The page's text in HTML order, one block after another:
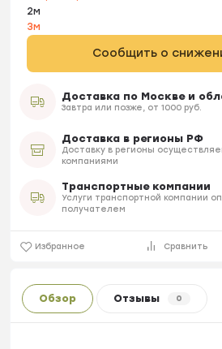
2м
3м
Сообщить о
Доставка по Москве и
Завтра или позже, от 1000 руб.
Доставка в регионы РФ
Доставку в регионы
компаниями
Транспортные компании
Услуги транспортной компании
получателем
Избранное Сравнить
Обзор Отзывы 0